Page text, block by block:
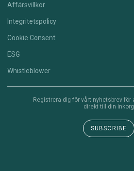
Affärsvillkor
Integritetspolicy
Cookie Consent
ESG
Whistleblower
Registrera dig för vårt nyhetsbrev för
direkt till din inkorg
SUBSCRIBE